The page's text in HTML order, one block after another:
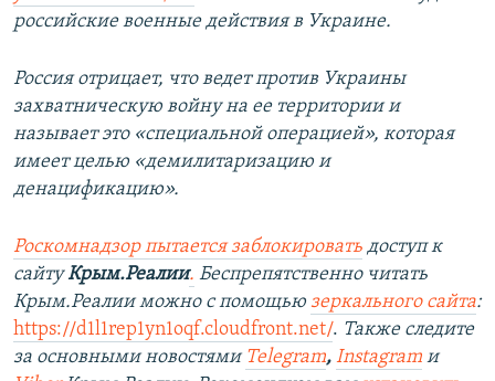
российские военные действия в Украине.
Россия отрицает, что ведет против Украины
захватническую войну на ее территории и
называет это «специальной операцией», которая
имеет целью «демилитаризацию и
денацификацию».
Роскомнадзор пытается заблокировать доступ к
сайтуКрым.Реалии. Беспрепятственно читать
Крым.Реалии можно с помощью зеркального сайта:
https://d1l1rep1yn1oqf.cloudfront.net/. Также следите
за основными новостями Telegram, Instagram и